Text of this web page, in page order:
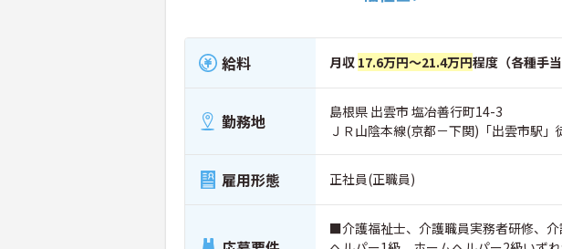
給料 月収 17.6万円～21.4万円程度（各種手当
勤務地
島根県 出雲市 塩冶善行町14-3
ＪＲ山陰本線(京都－下関)「出雲市駅」
雇用形態 正社員(正職員)
■介護福祉士、介護職員実務者研修、